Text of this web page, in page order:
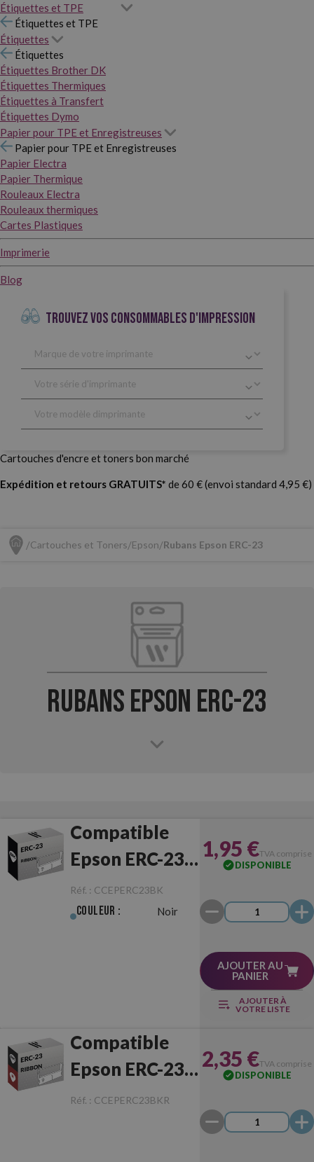
Étiquettes et TPE
Étiquettes et TPE
Étiquettes
Étiquettes
Étiquettes Brother DK
Étiquettes Thermiques
Étiquettes à Transfert
Étiquettes Dymo
Papier pour TPE et Enregistreuses
Papier pour TPE et Enregistreuses
Papier Electra
Papier Thermique
Rouleaux Electra
Rouleaux thermiques
Cartes Plastiques
Imprimerie
Blog
TROUVEZ VOS CONSOMMABLES D'IMPRESSION
Cartouches d'encre et toners bon marché
Expédition et retours GRATUITS* de 60 € (envoi standard 4,95 €)
Cartouches et Toners Epson Rubans Epson ERC-23
Rubans Epson ERC-23
Compatible
Epson ERC-23
Noir
Réf. : CCEPERC23BK
Couleur : Noir
1,95 €TVA comprise
DISPONIBLE
AJOUTER AU
PANIER
AJOUTER À
VOTRE LISTE
Compatible
Epson ERC-23
Noir/Rouge
Réf. : CCEPERC23BKR
2,35 €TVA comprise
DISPONIBLE